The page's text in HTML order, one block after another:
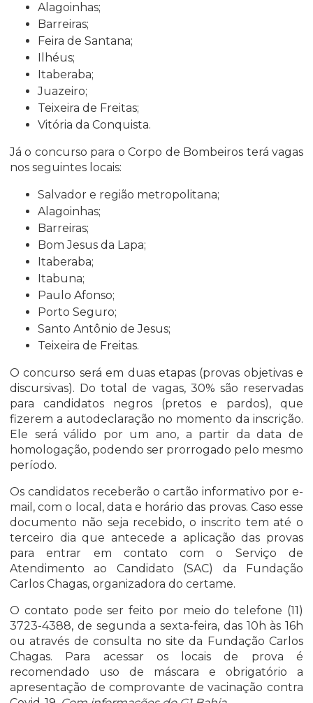
Alagoinhas;
Barreiras;
Feira de Santana;
Ilhéus;
Itaberaba;
Juazeiro;
Teixeira de Freitas;
Vitória da Conquista.
Já o concurso para o Corpo de Bombeiros terá vagas
nos seguintes locais:
Salvador e região metropolitana;
Alagoinhas;
Barreiras;
Bom Jesus da Lapa;
Itaberaba;
Itabuna;
Paulo Afonso;
Porto Seguro;
Santo Antônio de Jesus;
Teixeira de Freitas.
O concurso será em duas etapas (provas objetivas e
discursivas). Do total de vagas, 30% são reservadas
para candidatos negros (pretos e pardos), que
fizerem a autodeclaração no momento da inscrição.
Ele será válido por um ano, a partir da data de
homologação, podendo ser prorrogado pelo mesmo
período.
Os candidatos receberão o cartão informativo por e-
mail, com o local, data e horário das provas. Caso esse
documento não seja recebido, o inscrito tem até o
terceiro dia que antecede a aplicação das provas
para entrar em contato com o Serviço de
Atendimento ao Candidato (SAC) da Fundação
Carlos Chagas, organizadora do certame.
O contato pode ser feito por meio do telefone (11)
3723-4388, de segunda a sexta-feira, das 10h às 16h
ou através de consulta no site da Fundação Carlos
Chagas. Para acessar os locais de prova é
recomendado uso de máscara e obrigatório a
apresentação de comprovante de vacinação contra